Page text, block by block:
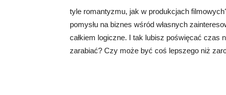
tyle romantyzmu, jak w produkcjach
pomysłu na biznes wśród własnych
całkiem logiczne. I tak lubisz poświęcać czas
zarabiać? Czy może być coś lepszego niż